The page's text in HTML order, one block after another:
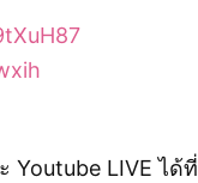
Youtube LIVE ได้ที่